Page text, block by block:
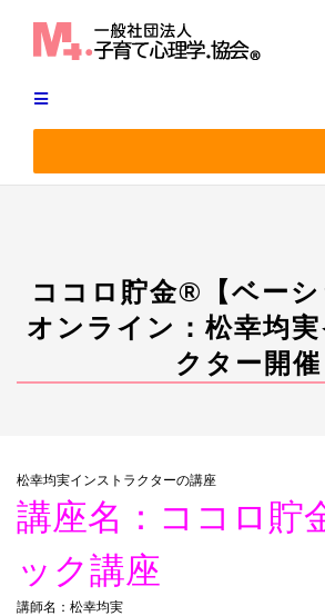
ココロ貯金®︎【ベーシ
オンライン：松幸均
クター開催
松幸均実インストラクターの講座
講座名：ココロ貯
ック講座
講師名：松幸均実